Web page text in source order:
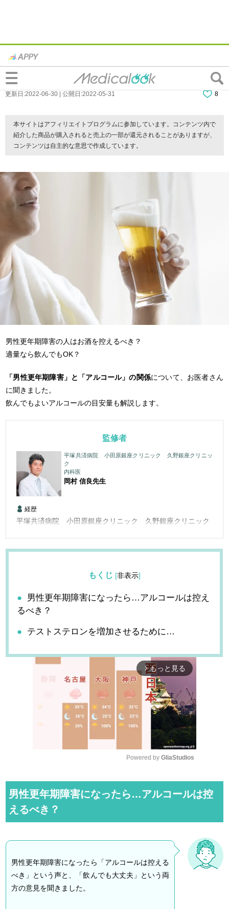
男性更年期障害とアルコールの関係｜控え
るべき or 飲んでもOK？適度な量とは
更新日:2022-06-30 | 公開日:2022-05-31 8
本サイトはアフィリエイトプログラムに参加しています。コンテンツ内で
紹介した商品が購入されると売上の一部が還元されることがありますが、
コンテンツは自主的な意思で作成しています。
男性更年期障害の人はお酒を控えるべき？
適量なら飲んでもOK？
「男性更年期障害」と「アルコール」の関係について、お医者さん
に聞きました。
飲んでもよいアルコールの目安量も解説します。
監修者
平塚共済病院 小田原銀座クリニック 久野銀座クリニッ
ク
内科医
岡村 信良先生
経歴
平塚共済病院 小田原銀座クリニック 久野銀座クリニック
もくじ [非表示]
男性更年期障害になったら…アルコールは控え
るべき？
テストステロンを増加させるために…
arrow_forward_ios もっと見る
Powered by GliaStudios
男性更年期障害になったら…アルコールは控
えるべき？
男性更年期障害になったら「アルコールは控える
べき」という声と、「飲んでも大丈夫」という両
方の意見を聞きました。